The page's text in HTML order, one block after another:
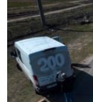
SÜRET
BLOGLAR
FİKİR
Русский